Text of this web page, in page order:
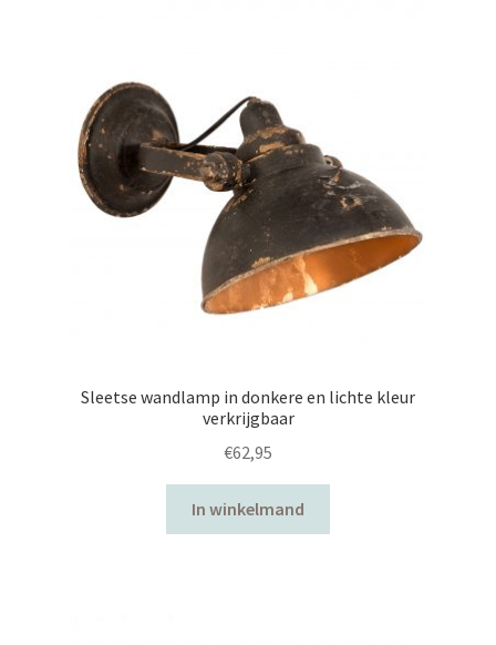
Sleetse wandlamp in donkere en lichte kleur
verkrijgbaar
€62,95
In winkelmand